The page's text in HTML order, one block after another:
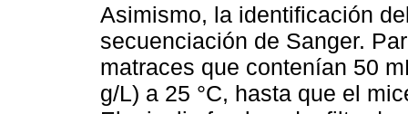
Asimismo, la identificación
secuenciación de Sanger.
matraces que contenían 50
g/L) a 25 °C, hasta que el